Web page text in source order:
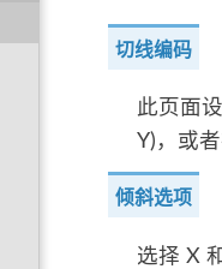
切线编码
此页面
Y)，或
倾斜选项
选择 X